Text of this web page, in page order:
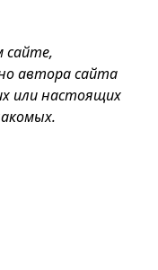
сайте,
автора сайта
или настоящих